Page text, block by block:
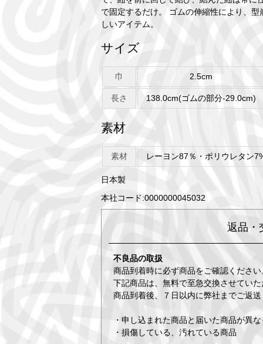
で固定するだけ。 ゴムの伸縮性により、
しいアイテム。
サイズ
巾 2.5cm
長さ 138.0cm(ゴムの部分-29.0cm)
素材
素材 レーヨン87％・ポリウレタン
日本製
本社コード:0000000045032
返品・
不良品の取扱
商品到着時に必ず商品をご確認ください
下記商品は、無料で至急交換させてい
商品到着後、７日以内に弊社までご返
・申し込まれた商品と届いた商品が異
・損傷している、汚れている商品